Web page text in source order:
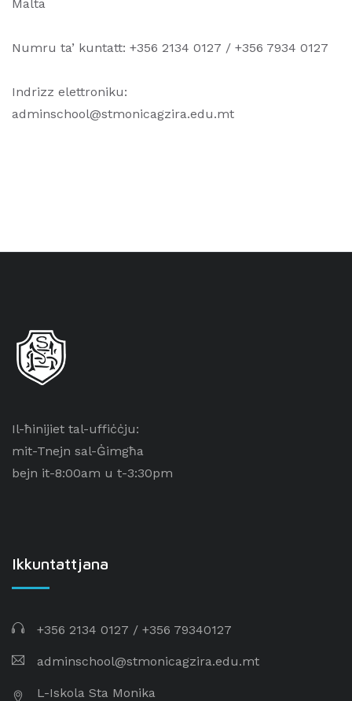
Malta
Numru ta’ kuntatt: +356 2134 0127 / +356 7934 0127
Indrizz elettroniku:
adminschool@stmonicagzira.edu.mt
Il-ħinijiet tal-uffiċċju:
mit-Tnejn sal-Ġimgħa
bejn it-8:00am u t-3:30pm
Ikkuntattjana
+356 2134 0127 / +356 79340127
adminschool@stmonicagzira.edu.mt
L-Iskola Sta Monika